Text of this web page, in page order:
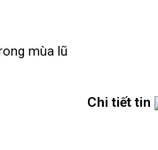
Chi tiết tin